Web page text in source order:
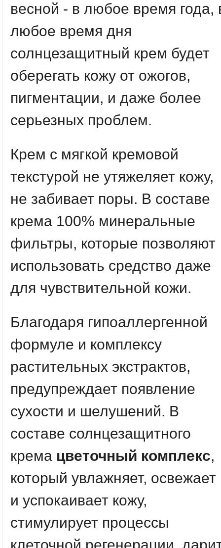
весной - в любое время года,
любое время дня
солнцезащитный крем будет
оберегать кожу от ожогов,
пигментации, и даже более
серьезных проблем.
Крем с мягкой кремовой
текстурой не утяжеляет кожу,
не забивает поры. В составе
крема 100% минеральные
фильтры, которые позволяют
использовать средство даже
для чувствительной кожи.
Благодаря гипоаллергенной
формуле и комплексу
растительных экстрактов,
предупреждает появление
сухости и шелушений. В
составе солнцезащитного
крема цветочный комплекс,
который увлажняет, освежает
и успокаивает кожу,
стимулирует процессы